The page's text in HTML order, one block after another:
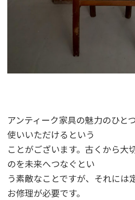
アンティーク家具の魅力のひと
使いいただけるという
ことがございます。古くから大
のを未来へつなぐとい
う素敵なことですが、それには
お修理が必要です。